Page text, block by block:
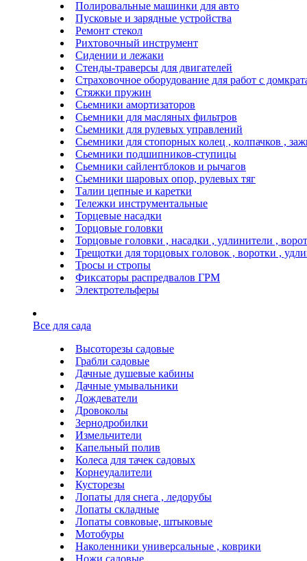
Полировальные машинки для авто
Пусковые и зарядные устройства
Ремонт стекол
Рихтовочный инструмент
Сидении и лежаки
Стенды-траверсы для двигателей
Страховочное оборудование для работ с
Стяжки пружин
Сьемники амортизаторов
Сьемники для масляных фильтров
Сьемники для рулевых управлений
Сьемники для стопорных колец , колпачков ,
Сьемники подшипников-ступицы
Сьемники сайлентблоков и рычагов
Сьемники шаровых опор, рулевых тяг
Талии цепные и каретки
Тележки инструментальные
Торцевые насадки
Торцовые головки
Торцовые головки , насадки , удлинители ,
Трещотки для торцовых головок , воротки ,
Тросы и стропы
Фиксаторы распредвалов ГРМ
Электротельферы
Все для сада
Высоторезы садовые
Грабли садовые
Дачные душевые кабины
Дачные умывальники
Дождеватели
Дровоколы
Зернодробилки
Измельчители
Капельный полив
Колеса для тачек садовых
Корнеудалители
Кусторезы
Лопаты для снега , ледорубы
Лопаты складные
Лопаты совковые, штыковые
Мотобуры
Наколенники универсальные , коврики
Ножи садовые